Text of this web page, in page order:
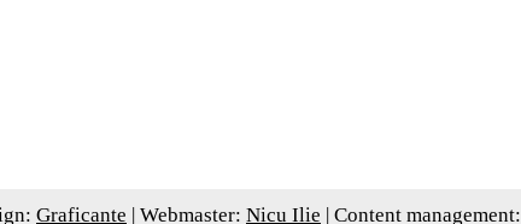
Graficante | Webmaster: Nicu Ilie | Content management: